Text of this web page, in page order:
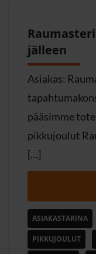
jälleen
Asiakas:
pääsimme
pikkujoulut
[…]
ASIAKASTARINA
PIKKUJOULUT